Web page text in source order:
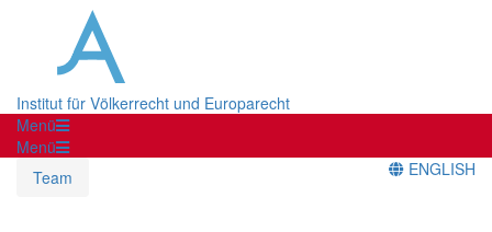
Institut für Völkerrecht und Europarecht
Menü
Menü
Team
ENGLISH